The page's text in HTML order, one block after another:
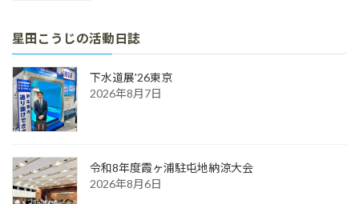
星田こうじの活動日誌
下水道展'26東京
2026年8月7日
令和8年度霞ヶ浦駐屯地納涼大会
2026年8月6日